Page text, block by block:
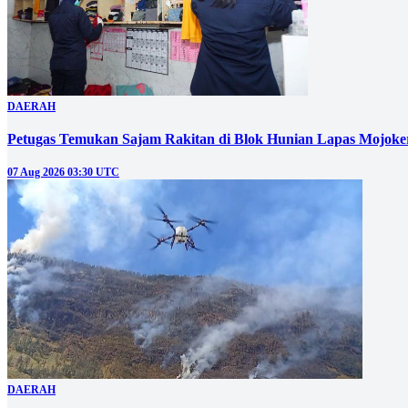
DAERAH
Petugas Temukan Sajam Rakitan di Blok Hunian Lapas
07 Aug 2026 03:30 UTC
DAERAH